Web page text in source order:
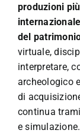
produzioni
del
virtuale,
interpretare,
archeologico
di
continua
e simulazione.